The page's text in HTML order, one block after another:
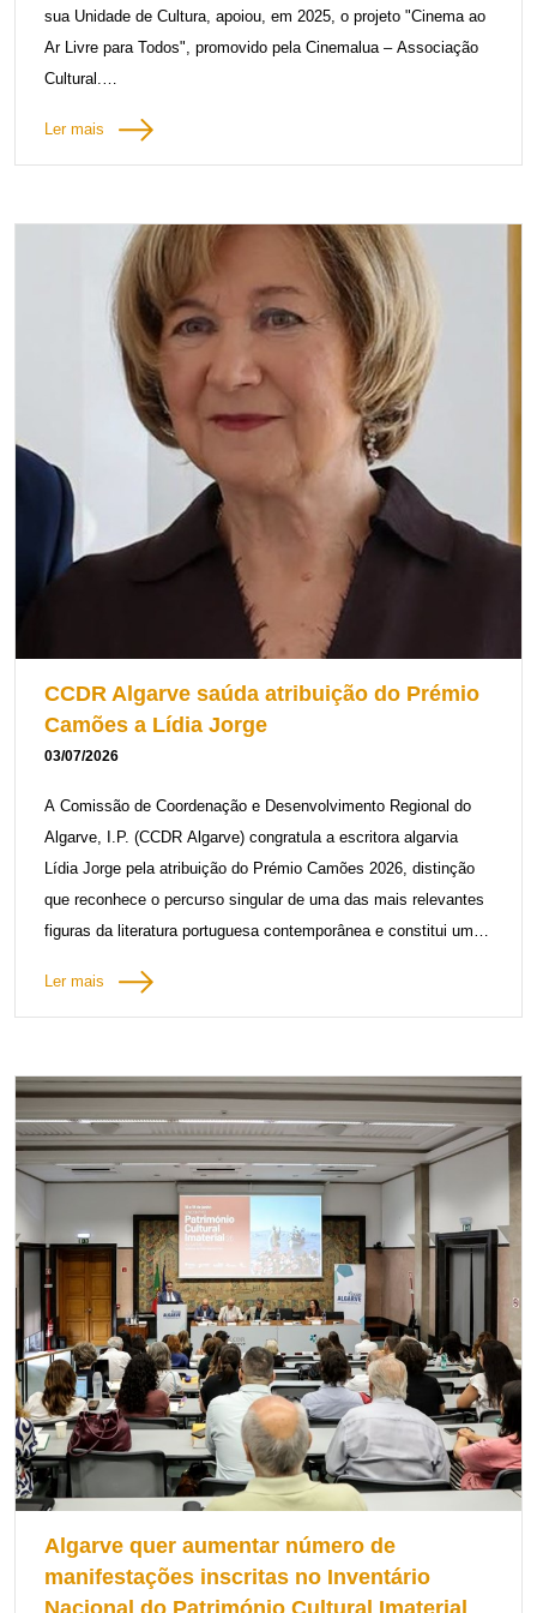
sua Unidade de Cultura, apoiou, em 2025, o projeto "Cinema ao
Ar Livre para Todos", promovido pela Cinemalua – Associação
Cultural.
Entre 2019 e 2025, o projeto percorreu 12.972 km, passou por
exibição cinematográfica no Algarve.
Em 2026, a Cinemalua voltou a candidatar-se aos Protocolos de
Cooperação Cultural da CCDR Algarve, com o projeto
Almadrava, dando continuidade ao seu trabalho de valorização e
democratização do acesso à cultura.
A iniciativa leva a sétima arte a praças, ruas e jardins de
aldeias, vilas e cidades algarvias, promovendo o acesso à
cultura e aproximando o cinema de comunidades com menor
oferta cultural.
Pode ler o artigo completo na revista Algarve Informativo
conhecer outros projetos culturais financiados no encarte “
Ler mais
CCDR Algarve saúda atribuição do Prémio
Camões a Lídia Jorge
03/07/2026
A Comissão de Coordenação e Desenvolvimento Regional do
Algarve, I.P. (CCDR Algarve) congratula a escritora algarvia
Lídia Jorge pela atribuição do Prémio Camões 2026, distinção
que reconhece o percurso singular de uma das mais relevantes
figuras da literatura portuguesa contemporânea e constitui um
portuguesa contemporânea, afirmando-se como uma voz de
referência no espaço lusófono e internacional. A sua escrita,
profundamente humanista, tem sabido interpretar os grandes
desafios do nosso tempo, cruzando memória, identidade,
liberdade e transformação social, sem nunca perder a ligação às
raízes que a viram nascer.
Para o Algarve, este reconhecimento assume um significado
particularmente especial. A atribuição do Prémio Camões
celebra uma autora cuja obra transporta, de forma subtil e
universal, marcas da paisagem, da cultura e das vivências do
sul do país, projetando o território muito para além das suas
fronteiras geográficas. É também o reconhecimento da
capacidade que a região tem de gerar talento, pensamento
A cultura constitui um dos pilares do desenvolvimento regional,
Ler mais
Algarve quer aumentar número de
manifestações inscritas no Inventário
Nacional do Património Cultural Imaterial